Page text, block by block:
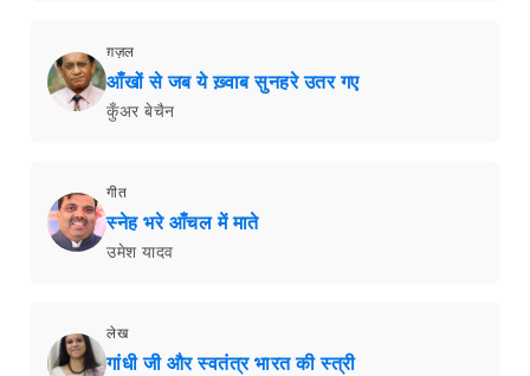
ग़ज़ल
आँखों से जब ये ख़्वाब सुनहरे उतर गए
कुँअर बेचैन
गीत
स्नेह भरे आँचल में माते
उमेश यादव
लेख
गांधी जी और स्वतंत्र भारत की स्त्री